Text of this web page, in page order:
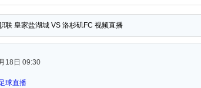
联 皇家盐湖城 VS 洛杉矶FC 视频直播
18日 09:30
球直播